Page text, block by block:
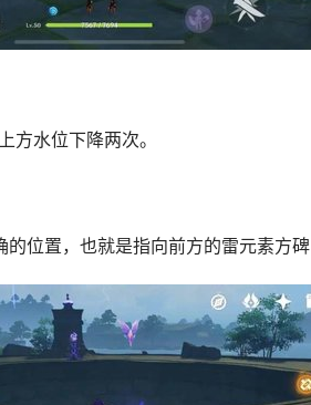
方水位下降两次。
位置，也就是指向前方的雷元素方碑